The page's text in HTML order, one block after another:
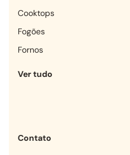
cooktops
fogões
fornos
Ver tudo
Contato